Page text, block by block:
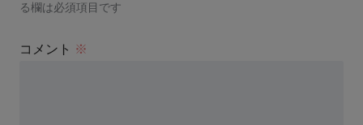
る欄は必須項目です
コメント ※